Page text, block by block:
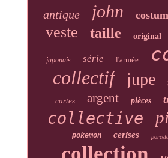
antique john
veste taille original
japonais série l'armée
collectif
jupe
cartes argent pièces
collective
pokemon cerises
collection